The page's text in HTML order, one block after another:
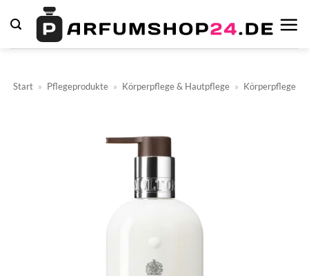
Inhalt
springen
Start » Pflegeprodukte » Körperpflege & Hautpflege » Körperpflege